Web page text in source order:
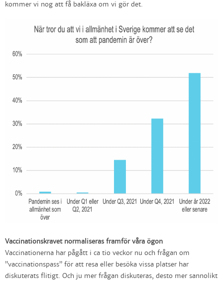
kommer vi nog att få bakläxa om vi gör det.
Vaccinationskravet normaliseras framför våra ögon
Vaccinationerna har pågått i ca tio veckor nu och frågan om
”vaccinationspass” för att resa eller besöka vissa platser har
diskuterats flitigt. Och ju mer frågan diskuteras, desto mer sannolikt